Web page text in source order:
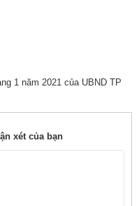
1 năm 2021 của UBND TP
xét của bạn